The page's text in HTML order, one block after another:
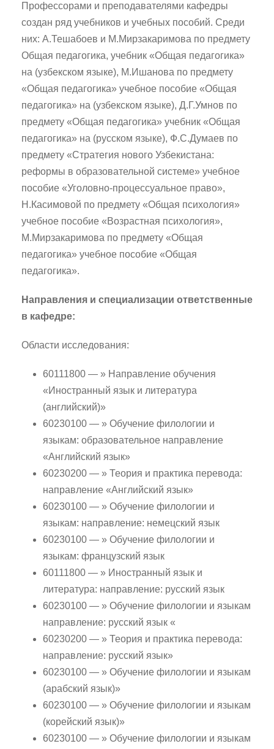
Профессорами и преподавателями кафедры
создан ряд учебников и учебных пособий. Среди
них: А.Тешабоев и М.Мирзакаримова по предмету
Общая педагогика, учебник «Общая педагогика»
на (узбекском языке), М.Ишанова по предмету
«Общая педагогика» учебное пособие «Общая
педагогика» на (узбекском языке), Д.Г.Умнов по
предмету «Общая педагогика» учебник «Общая
педагогика» на (русском языке), Ф.С.Думаев по
предмету «Стратегия нового Узбекистана:
реформы в образовательной системе» учебное
пособие «Уголовно-процессуальное право»,
Н.Касимовой по предмету «Общая психология»
учебное пособие «Возрастная психология»,
М.Мирзакаримова по предмету «Общая
педагогика» учебное пособие «Общая
педагогика».
Направления и специализации ответственные
в кафедре:
Области исследования:
60111800 — » Направление обучения
«Иностранный язык и литература
(английский)»
60230100 — » Обучение филологии и
языкам: образовательное направление
«Английский язык»
60230200 — » Теория и практика перевода:
направление «Английский язык»
60230100 — » Обучение филологии и
языкам: направление: немецский язык
60230100 — » Обучение филологии и
языкам: французский язык
60111800 — » Иностранный язык и
литература: направление: русский язык
60230100 — » Обучение филологии и языкам
направление: русский язык «
60230200 — » Теория и практика перевода:
направление: русский язык»
60230100 — » Обучение филологии и языкам
(арабский язык)»
60230100 — » Обучение филологии и языкам
(корейский язык)»
60230100 — » Обучение филологии и языкам